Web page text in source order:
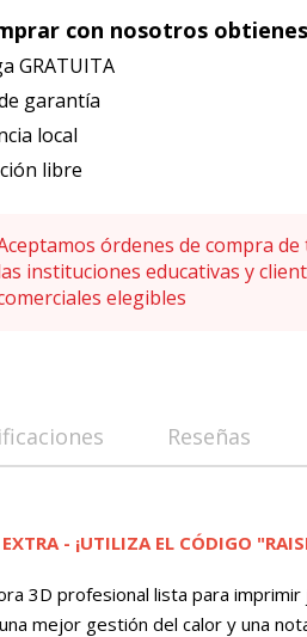
con nosotros
GRATUITA
garantía
local
libre
órdenes de compra de
instituciones educativas y
elegibles
Reseñas
- ¡UTILIZA EL CÓDIGO
3D profesional lista para
mejor gestión del calor y una